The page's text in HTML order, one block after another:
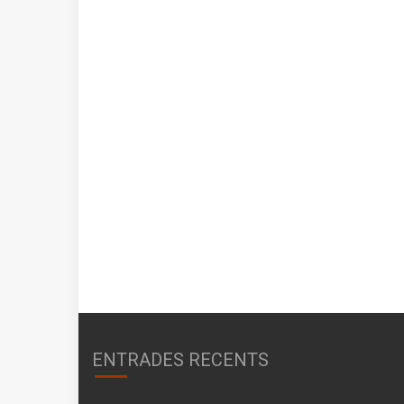
ENTRADES RECENTS